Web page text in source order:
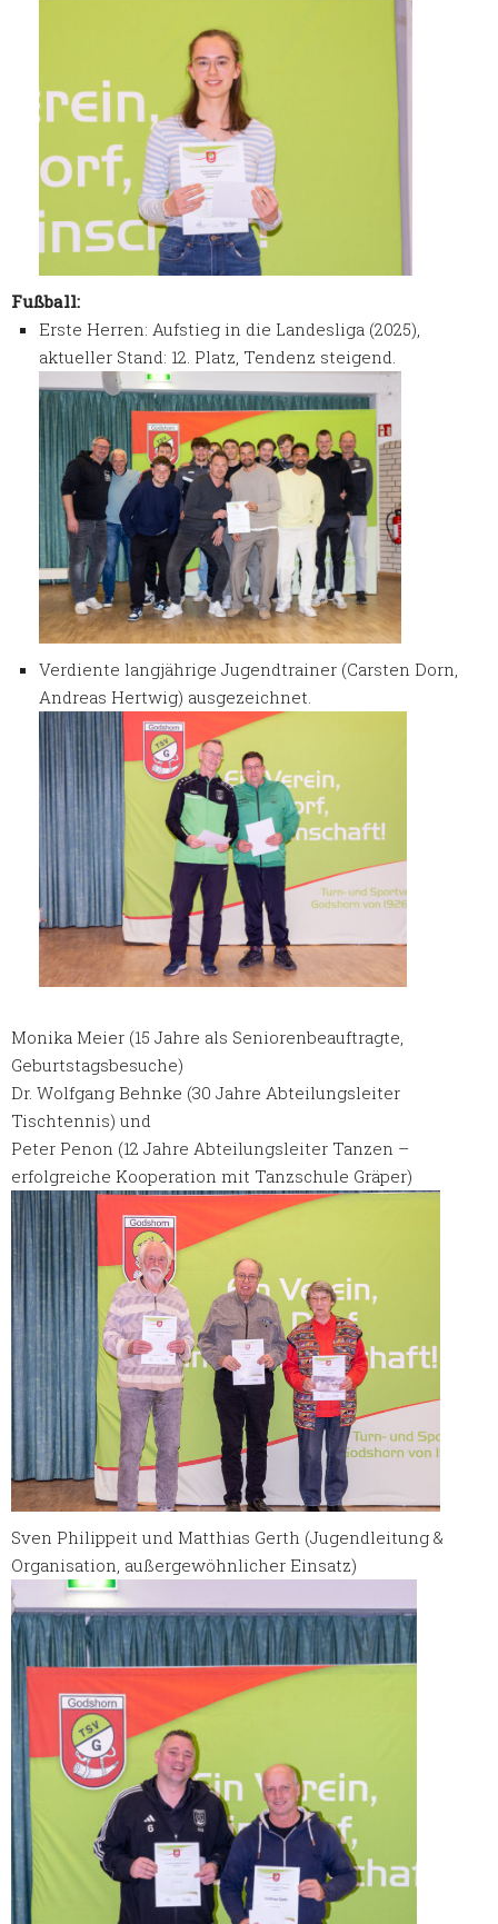
Fußball:
Erste Herren: Aufstieg in die Landesliga (2025),
aktueller Stand: 12. Platz, Tendenz steigend.
Verdiente langjährige Jugendtrainer (Carsten Dorn,
Andreas Hertwig) ausgezeichnet.
Monika Meier (15 Jahre als Seniorenbeauftragte,
Geburtstagsbesuche)
Dr. Wolfgang Behnke (30 Jahre Abteilungsleiter
Tischtennis) und
Peter Penon (12 Jahre Abteilungsleiter Tanzen –
erfolgreiche Kooperation mit Tanzschule Gräper)
Sven Philippeit und Matthias Gerth (Jugendleitung &
Organisation, außergewöhnlicher Einsatz)